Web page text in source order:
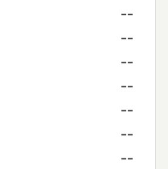
--
--
--
--
--
--
--